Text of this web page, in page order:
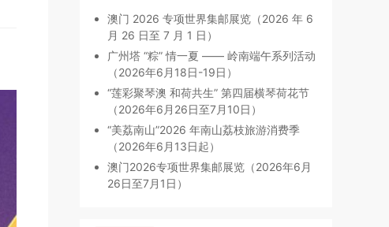
澳门 2026 专项世界集邮展览（2026 年 6
月 26 日至 7 月 1 日）
广州塔 “粽” 情一夏 —— 岭南端午系列活动
（2026年6月18日-19日）
“莲彩聚琴澳 和荷共生” 第四届横琴荷花节
（2026年6月26日至7月10日）
“美荔南山”2026 年南山荔枝旅游消费季
（2026年6月13日起）
澳门2026专项世界集邮展览（2026年6月
26日至7月1日）